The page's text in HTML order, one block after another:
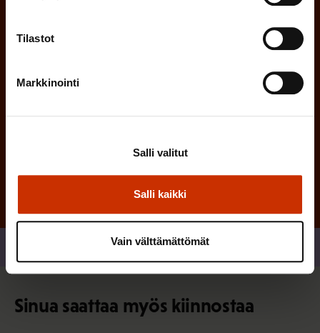
Tilastot
Markkinointi
Salli kaikki
Salli valitut
Vain välttämättömät
Sinua saattaa myös kiinnostaa